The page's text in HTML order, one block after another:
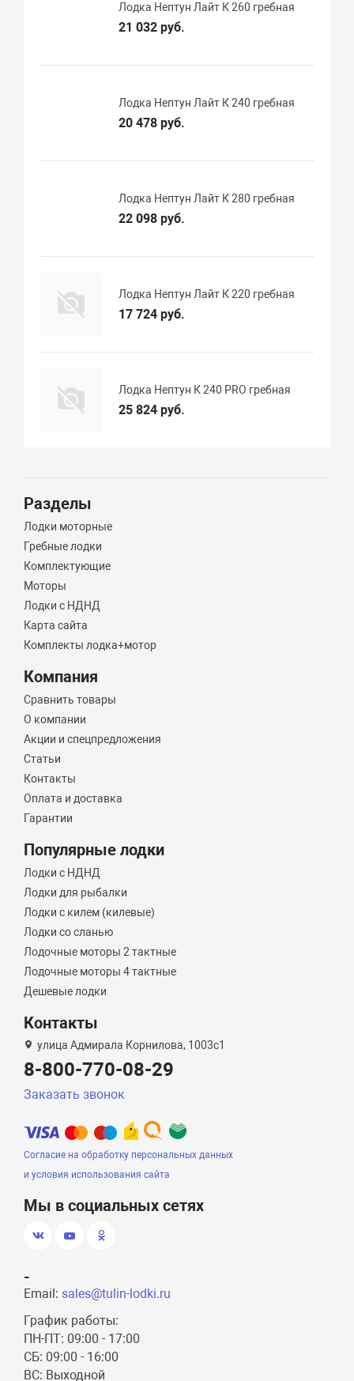
Лодка Нептун Лайт К 260 гребная
21 032 руб.
Лодка Нептун Лайт К 240 гребная
20 478 руб.
Лодка Нептун Лайт К 280 гребная
22 098 руб.
Лодка Нептун Лайт К 220 гребная
17 724 руб.
Лодка Нептун К 240 PRO гребная
25 824 руб.
Разделы
Лодки моторные
Гребные лодки
Комплектующие
Моторы
Лодки с НДНД
Карта сайта
Комплекты лодка+мотор
Компания
Сравнить товары
О компании
Акции и спецпредложения
Статьи
Контакты
Оплата и доставка
Гарантии
Популярные лодки
Лодки с НДНД
Лодки для рыбалки
Лодки с килем (килевые)
Лодки со сланью
Лодочные моторы 2 тактные
Лодочные моторы 4 тактные
Дешевые лодки
Контакты
улица Адмирала Корнилова, 1003с1
8-800-770-08-29
Заказать звонок
Согласие на обработку персональных данных
и условия использования сайта
Мы в социальных сетях
-
Email: sales@tulin-lodki.ru
График работы:
ПН-ПТ: 09:00 - 17:00
СБ: 09:00 - 16:00
ВС: Выходной